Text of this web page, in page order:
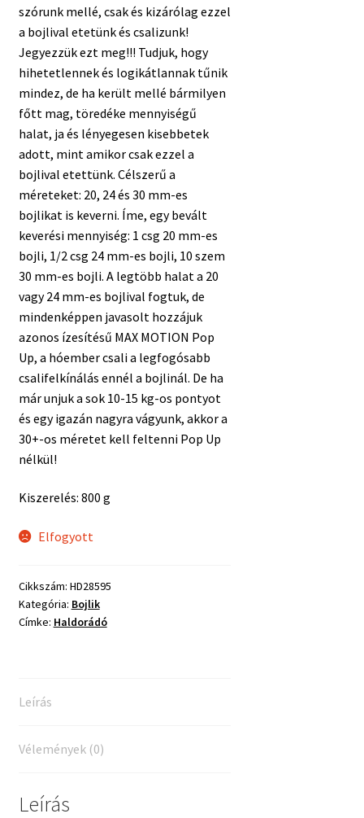
szórunk mellé, csak és kizárólag ezzel
a bojlival etetünk és csalizunk!
Jegyezzük ezt meg!!! Tudjuk, hogy
hihetetlennek és logikátlannak tűnik
mindez, de ha került mellé bármilyen
főtt mag, töredéke mennyiségű
halat, ja és lényegesen kisebbetek
adott, mint amikor csak ezzel a
bojlival etettünk. Célszerű a
méreteket: 20, 24 és 30 mm-es
bojlikat is keverni. Íme, egy bevált
keverési mennyiség: 1 csg 20 mm-es
bojli, 1/2 csg 24 mm-es bojli, 10 szem
30 mm-es bojli. A legtöbb halat a 20
vagy 24 mm-es bojlival fogtuk, de
mindenképpen javasolt hozzájuk
azonos ízesítésű MAX MOTION Pop
Up, a hóember csali a legfogósabb
csalifelkínálás ennél a bojlinál. De ha
már unjuk a sok 10-15 kg-os pontyot
és egy igazán nagyra vágyunk, akkor a
30+-os méretet kell feltenni Pop Up
nélkül!
Kiszerelés: 800 g
Elfogyott
Cikkszám: HD28595
Kategória: Bojlik
Címke: Haldorádó
Leírás
Vélemények (0)
Leírás